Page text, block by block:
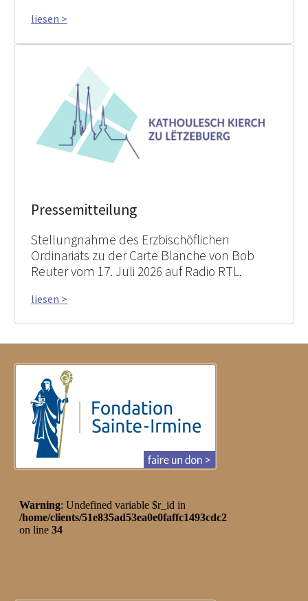
liesen >
Pressemitteilung
Stellungnahme des Erzbischöflichen
Ordinariats zu der Carte Blanche von Bob
Reuter vom 17. Juli 2026 auf Radio RTL.
liesen >